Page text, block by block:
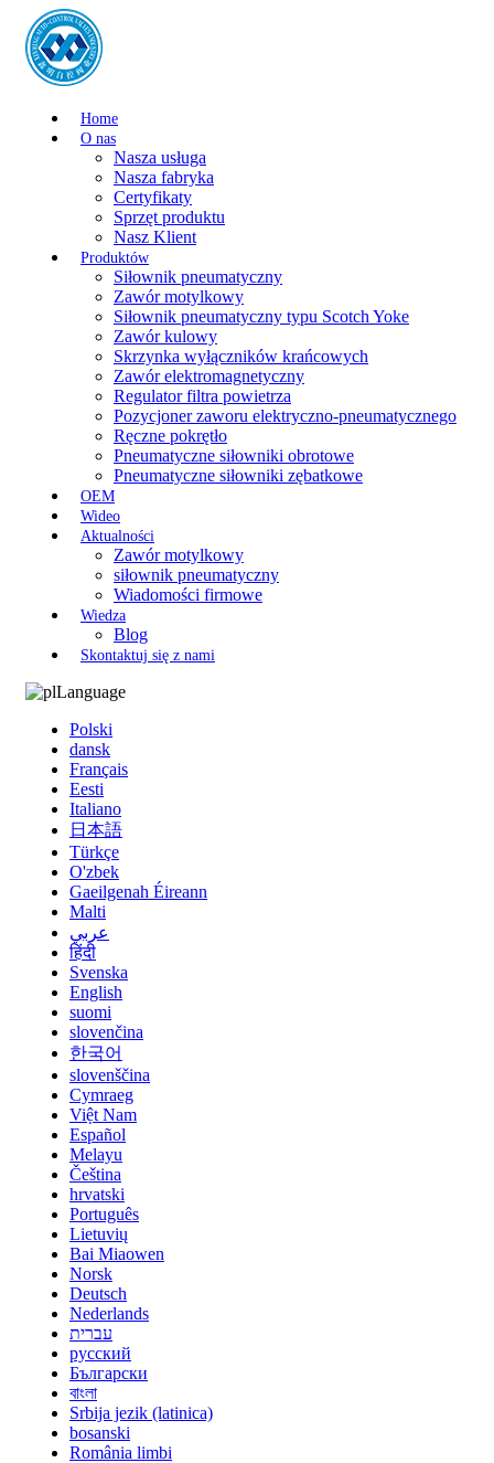
Home
O nas
Nasza usługa
Nasza fabryka
Certyfikaty
Sprzęt produktu
Nasz Klient
Produktów
Siłownik pneumatyczny
Zawór motylkowy
Siłownik pneumatyczny typu Scotch Yoke
Zawór kulowy
Skrzynka wyłączników krańcowych
Zawór elektromagnetyczny
Regulator filtra powietrza
Pozycjoner zaworu elektryczno-pneumatycznego
Ręczne pokrętło
Pneumatyczne siłowniki obrotowe
Pneumatyczne siłowniki zębatkowe
OEM
Wideo
Aktualności
Zawór motylkowy
siłownik pneumatyczny
Wiadomości firmowe
Wiedza
Blog
Skontaktuj się z nami
Language
Polski
dansk
Français
Eesti
Italiano
日本語
Türkçe
O'zbek
Gaeilgenah Éireann
Malti
عربي
हिंदी
Svenska
English
suomi
slovenčina
한국어
slovenščina
Cymraeg
Việt Nam
Español
Melayu
Čeština
hrvatski
Português
Lietuvių
Bai Miaowen
Norsk
Deutsch
Nederlands
עברית
русский
Български
বাংলা
Srbija jezik (latinica)
bosanski
România limbi